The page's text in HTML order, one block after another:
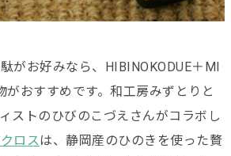
がお好みなら、HIBINOKODUE＋MI
がおすすめです。和工房みずとりと
ストのひびのこづえさんがコラボし
ロスは、静岡産のひのきを使った贅